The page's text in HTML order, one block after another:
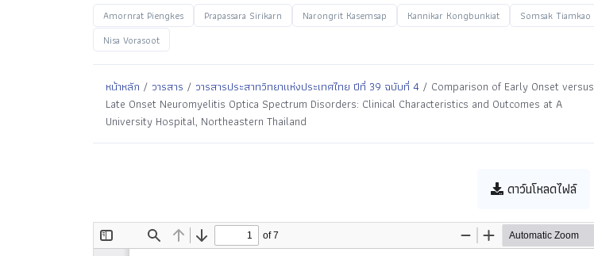
Amornrat Piengkes Prapassara Sirikarn Narongrit Kasemsap Kannikar Kongbunkiat
Somsak Tiamkao
Nisa Vorasoot
หน้าหลัก / วารสาร / วารสารประสาทวิทยาแห่งประเทศไทย ปีที่ 39 ฉบับที่ 4 / Comparison of Early Onset versus
Late Onset Neuromyelitis Optica Spectrum Disorders: Clinical Characteristics and Outcomes at A
University Hospital, Northeastern Thailand
ดาว์นโหลดไฟล์